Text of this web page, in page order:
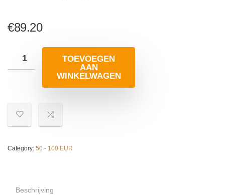
€89.20
TOEVOEGEN
AAN
WINKELWAGEN
Category: 50 - 100 EUR
Beschrijving